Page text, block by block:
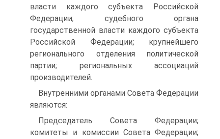
власти каждого субъекта Российской
Федерации; судебного органа
государственной власти каждого субъекта
Российской Федерации; крупнейшего
регионального отделения политической
партии; региональных ассоциаций
производителей.
Внутренними органами Совета Федерации
являются:
Председатель Совета Федерации;
комитеты и комиссии Совета Федерации;